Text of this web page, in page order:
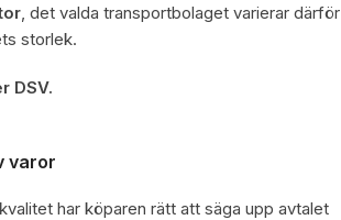
, det valda transportbolaget varierar därför
storlek.
DSV.
varor
har köparen rätt att säga upp avtalet